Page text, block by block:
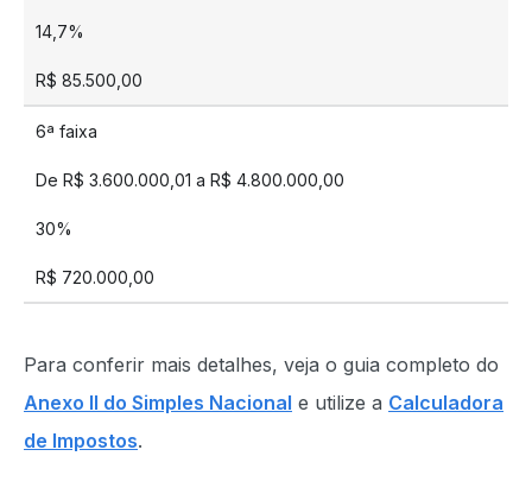
14,7%
R$ 85.500,00
6ª faixa
De R$ 3.600.000,01 a R$ 4.800.000,00
30%
R$ 720.000,00
Para conferir mais detalhes, veja o guia completo do
Anexo II do Simples Nacional e utilize a Calculadora
de Impostos.